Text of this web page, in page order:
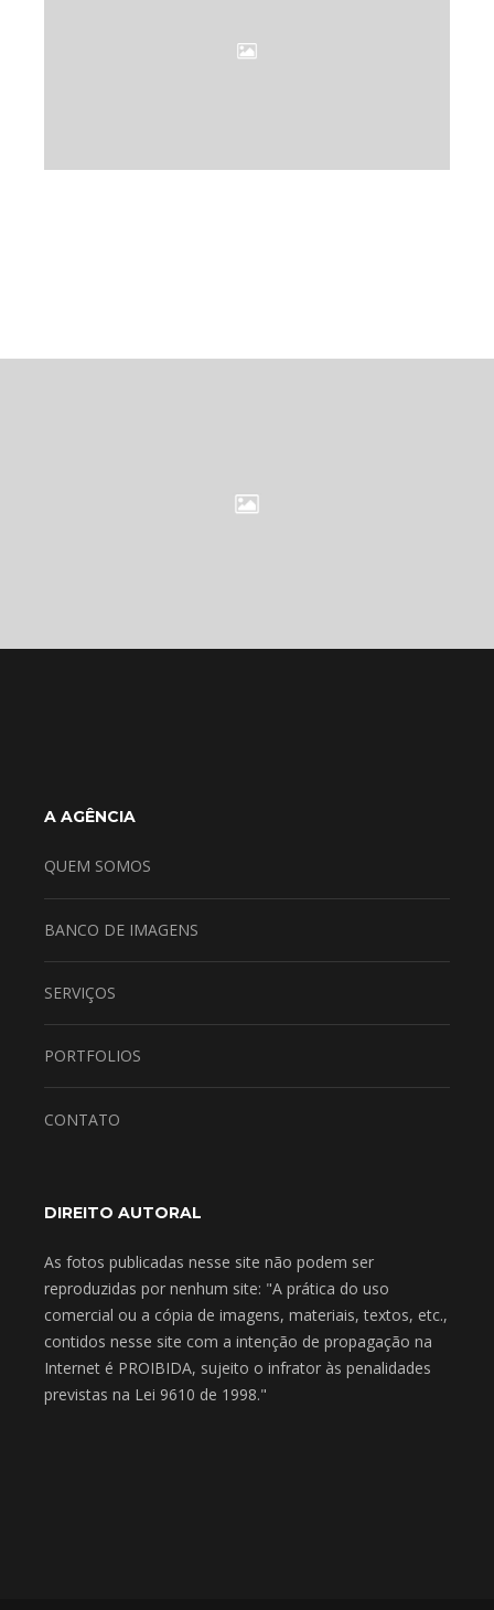
A AGÊNCIA
QUEM SOMOS
BANCO DE IMAGENS
SERVIÇOS
PORTFOLIOS
CONTATO
DIREITO AUTORAL
As fotos publicadas nesse site não podem ser
reproduzidas por nenhum site: "A prática do uso
comercial ou a cópia de imagens, materiais, textos, etc.,
contidos nesse site com a intenção de propagação na
Internet é PROIBIDA, sujeito o infrator às penalidades
previstas na Lei 9610 de 1998."